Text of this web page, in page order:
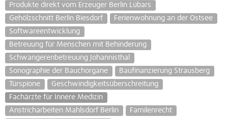
Produkte direkt vom Erzeuger Berlin Lübars
Gehölzschnitt Berlin Biesdorf
Ferienwohnung an der Ostsee
Softwareentwicklung
Betreuung für Menschen mit Behinderung
Schwangerenbetreuung Johannisthal
Sonographie der Bauchorgane
Baufinanzierung Strausberg
Türspione
Geschwindigkeitsüberschreitung
Fachärzte für Innere Medizin
Anstricharbeiten Mahlsdorf Berlin
Familenrecht